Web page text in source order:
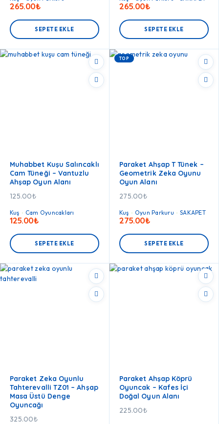
265.00₺
SEPETE EKLE
265.00₺
SEPETE EKLE
Muhabbet Kuşu Salıncaklı
Cam Tüneği – Vantuzlu
Ahşap Oyun Alanı
125.00₺
Kuş Cam Oyuncakları
125.00₺
SEPETE EKLE
TOP
Paraket Ahşap T Tünek –
Geometrik Zeka Oyunu
Oyun Alanı
275.00₺
Kuş Oyun Parkuru SAKAPET
275.00₺
SEPETE EKLE
Paraket Zeka Oyunlu
Tahterevalli TZ01 – Ahşap
Masa Üstü Denge
Oyuncağı
325.00₺
Paraket Ahşap Köprü
Oyuncak – Kafes İçi
Doğal Oyun Alanı
225.00₺